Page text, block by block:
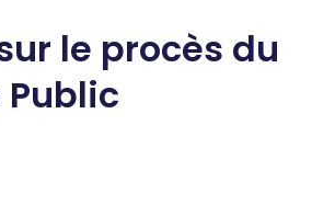
le procès du
Public